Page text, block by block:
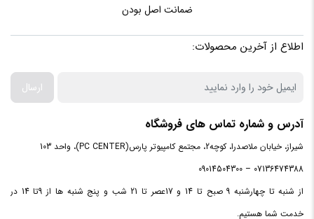
ضمانت اصل بودن
اطلاع از آخرین محصولات:
ارسال
آدرس و شماره تماس های فروشگاه
شیراز، خیابان ملاصدرا، کوچه2، مجتمع کامپیوتر پارس(PC CENTER)، واحد 103
07136474388 – 09014504300
از شنبه تا چهارشنبه 9 صبح تا 14 و 17عصر تا 21 شب و پنج شنبه ها از 9تا 14 در
خدمت شما هستیم.